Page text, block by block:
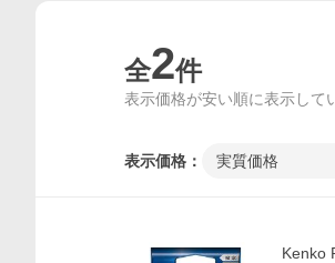
全2件
表示価格が安い順に表示して
表示価格： 実質価格
Kenko